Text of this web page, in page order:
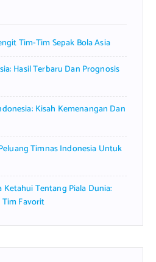
Tim-Tim Sepak Bola Asia
Hasil Terbaru Dan Prognosis
Kisah Kemenangan Dan
Timnas Indonesia Untuk
Ketahui Tentang Piala Dunia:
Tim Favorit